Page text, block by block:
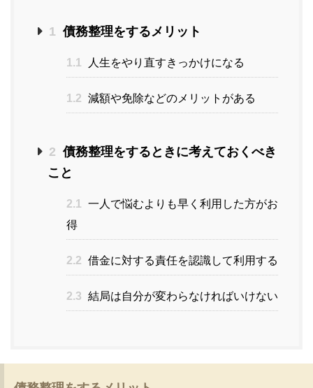
1 債務整理をするメリット
1.1 人生をやり直すきっかけになる
1.2 減額や免除などのメリットがある
2 債務整理をするときに考えておくべき
こと
2.1 一人で悩むよりも早く利用した方がお
得
2.2 借金に対する責任を認識して利用する
2.3 結局は自分が変わらなければいけない